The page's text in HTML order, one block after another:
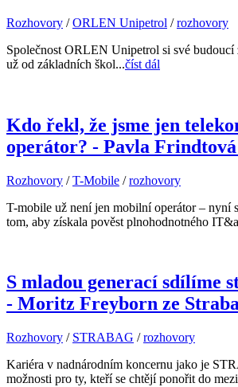
Rozhovory /ORLEN Unipetrol /rozhovory
Společnost ORLEN Unipetrol si své budoucí
už od základních škol...číst dál
Kdo řekl, že jsme jen
operátor? - Pavla
Rozhovory /T-Mobile /rozhovory
T-mobile už není jen mobilní operátor – nyní
tom, aby získala pověst plnohodnotného
S mladou generací sdílíme
- Moritz Freyborn ze
Rozhovory / STRABAG /rozhovory
Kariéra v nadnárodním koncernu jako je
možnosti pro ty, kteří se chtějí ponořit do